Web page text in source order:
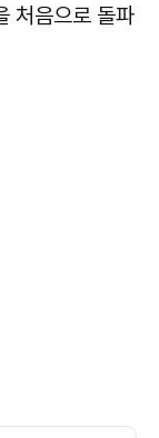
처음으로 돌파